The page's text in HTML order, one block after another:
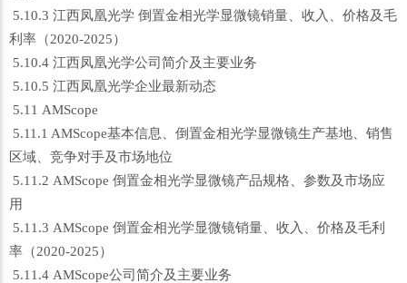
5.10.3 江西凤凰光学 倒置金相光学显微镜销量、收入、价格及毛
利率（2020-2025）
5.10.4 江西凤凰光学公司简介及主要业务
5.10.5 江西凤凰光学企业最新动态
5.11 AMScope
5.11.1 AMScope基本信息、倒置金相光学显微镜生产基地、销售
区域、竞争对手及市场地位
5.11.2 AMScope 倒置金相光学显微镜产品规格、参数及市场应
用
5.11.3 AMScope 倒置金相光学显微镜销量、收入、价格及毛利
率（2020-2025）
5.11.4 AMScope公司简介及主要业务